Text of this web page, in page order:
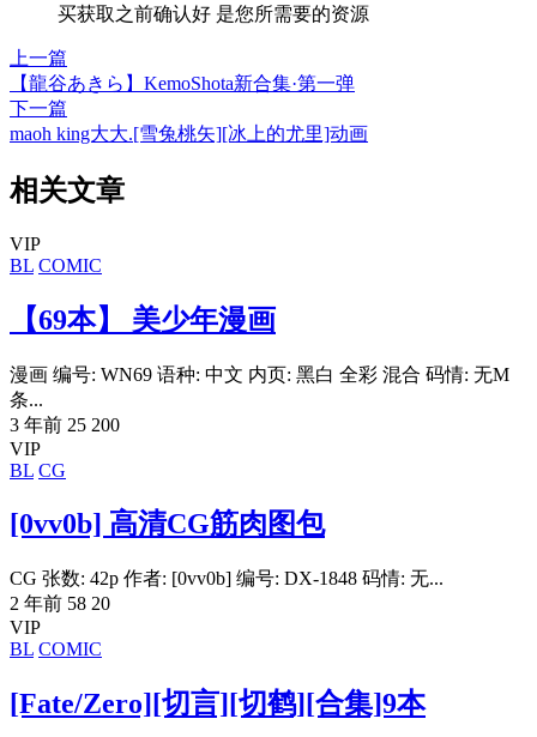
买获取之前确认好 是您所需要的资源
上一篇
【龍谷あきら】KemoShota新合集·第一弹
下一篇
maoh king大大.[雪兔桃矢][冰上的尤里]动画
相关文章
VIP
BL COMIC
【69本】 美少年漫画
漫画 编号: WN69 语种: 中文 内页: 黑白 全彩 混合 码情: 无M
条...
3 年前 25 200
VIP
BL CG
[0vv0b] 高清CG筋肉图包
CG 张数: 42p 作者: [0vv0b] 编号: DX-1848 码情: 无...
2 年前 58 20
VIP
BL COMIC
[Fate/Zero][切言][切鹤][合集]9本